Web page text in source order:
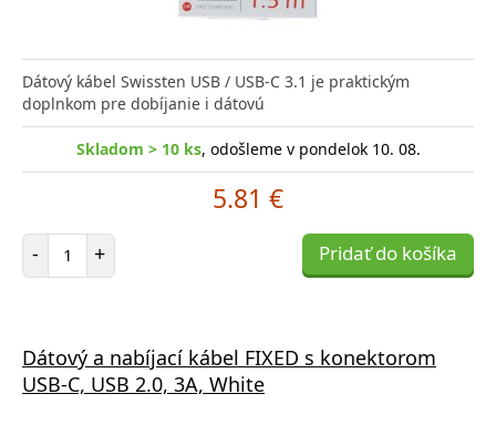
Dátový kábel Swissten USB / USB-C 3.1 je praktickým
doplnkom pre dobíjanie i dátovú
Skladom > 10 ks, odošleme v pondelok 10. 08.
5.81 €
- Počet položiek
+ Pridať do košíka
Dátový a nabíjací kábel FIXED s konektorom
USB-C, USB 2.0, 3A, White